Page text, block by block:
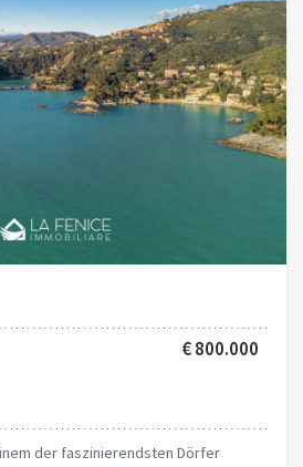
€ 800.000
der faszinierendsten Dörfer